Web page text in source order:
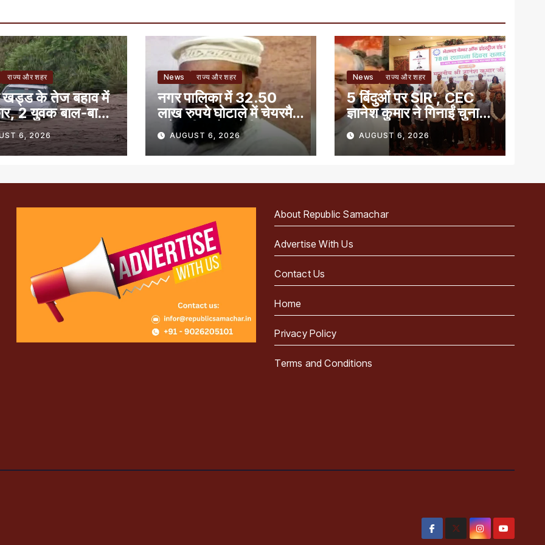
राज्य और शहर
खड्ड के तेज बहाव में
2 युवक बाल-बाल
6, 2026
News राज्य और शहर
नगर पालिका में 32.50
लाख रुपये घोटाले में चेयरमैन
समेत तीन लोग दोषी
AUGUST 6, 2026
News राज्य और शहर
5 बिंदुओं पर SIR’, CEC
ज्ञानेश कुमार ने गिनाईं चुनाव
प्रबंधन की खूबियां
AUGUST 6, 2026
About Republic Samachar
Advertise With Us
Contact Us
Home
Privacy Policy
Terms and Conditions